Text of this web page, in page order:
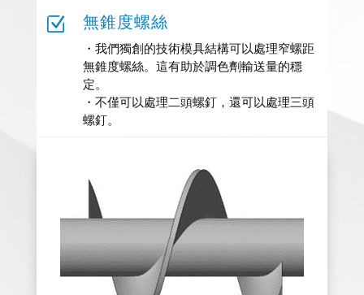
Z 無錐度螺絲
・我們獨創的技術模具結構可以處理窄螺距
無錐度螺絲。這有助於調色劑輸送量的穩
定。
・不僅可以處理二頭螺釘，還可以處理三頭
螺釘。